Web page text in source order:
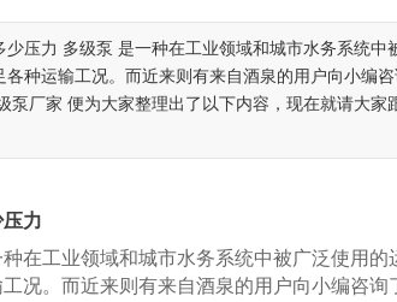
少压力 多级泵 是一种在工业领域和城市水务系统中
各种运输工况。而近来则有来自酒泉的用户向小编
泵厂家 便为大家整理出了以下内容，现在就请大
力
种在工业领域和城市水务系统中被广泛使用
况。而近来则有来自酒泉的用户向小编咨